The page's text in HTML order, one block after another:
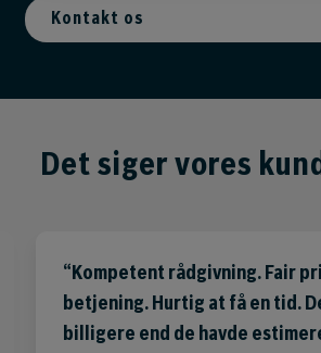
Kontakt os
Det siger vores
Kompetent rådgivning. Fair
betjening. Hurtig at få en tid.
billigere end de havde